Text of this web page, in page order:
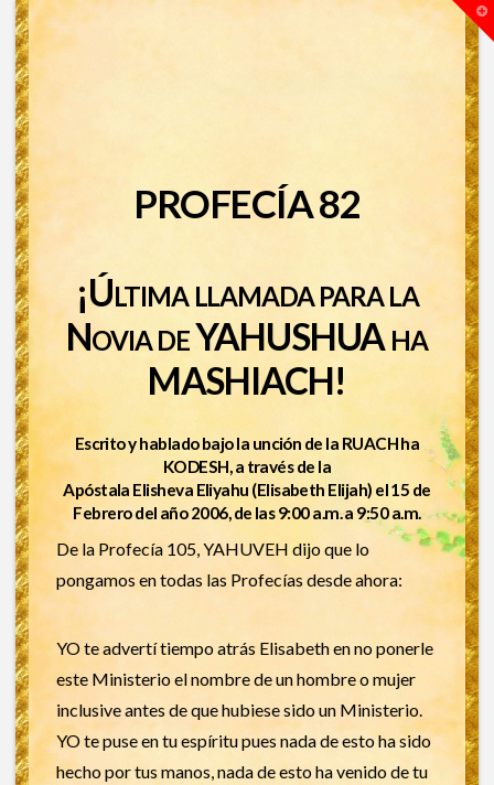
PROFECÍA 82
¡Última llamada para la
Novia de YAHUSHUA ha
MASHIACH!
Escrito y hablado bajo la unción de la RUACH ha
KODESH, a través de la
Apóstala Elisheva Eliyahu (Elisabeth Elijah) el 15 de
Febrero del año 2006, de las 9:00 a.m. a 9:50 a.m.
De la Profecía 105, YAHUVEH dijo que lo
pongamos en todas las Profecías desde ahora:
YO te advertí tiempo atrás Elisabeth en no ponerle
este Ministerio el nombre de un hombre o mujer
inclusive antes de que hubiese sido un Ministerio.
YO te puse en tu espíritu pues nada de esto ha sido
hecho por tus manos, nada de esto ha venido de tu